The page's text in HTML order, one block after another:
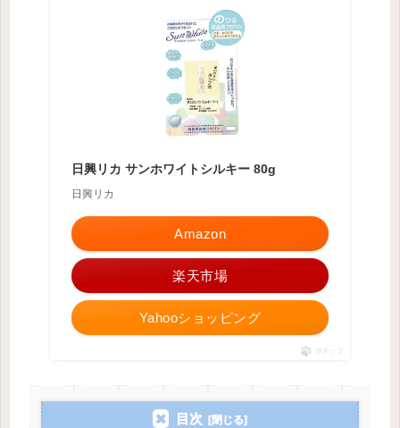
日興リカ サンホワイトシルキー 80g
日興リカ
Amazon
楽天市場
Yahooショッピング
ポチップ
目次